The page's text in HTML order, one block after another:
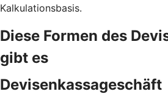
Kalkulationsbasis.
Diese Formen des
gibt es
Devisenkassageschäft